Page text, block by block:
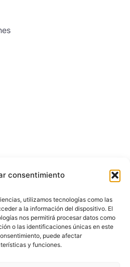
consentimiento
utilizamos tecnologías como las
a la información del dispositivo. El
nos permitirá procesar datos como
o las identificaciones únicas en este
puede afectar
y funciones.